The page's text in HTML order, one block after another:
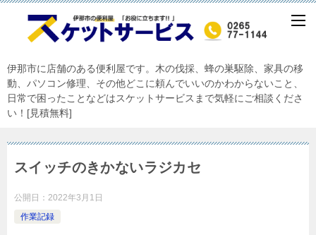
伊那市に店舗のある便利屋です。木の伐採、蜂の巣駆除、家具の移
動、パソコン修理、その他どこに頼んでいいのかわからないこと、
日常で困ったことなどはスケットサービスまで気軽にご相談くださ
い！[見積無料]
スイッチのきかないラジカセ
公開日： 2022年3月1日
作業記録